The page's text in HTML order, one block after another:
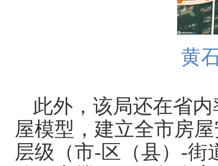
黄
此外，该局还在省
屋模型，建立全市房
层级（市-区（县）-街